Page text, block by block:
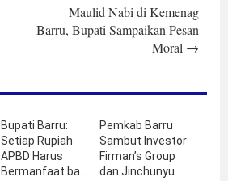
Maulid Nabi di Kemenag
Barru, Bupati Sampaikan Pesan
Moral →
Bupati Barru:
Setiap Rupiah
APBD Harus
Bermanfaat bagi
Pemkab Barru
Sambut Investor
Firman’s Group
dan Jinchunyu